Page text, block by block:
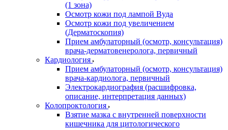
(1 зона)
Осмотр кожи под лампой Вуда
Осмотр кожи под увеличением
(Дерматоскопия)
Прием амбулаторный (осмотр, консультация)
врача-дерматовенеролога, первичный
Кардиология
Прием амбулаторный (осмотр, консультация)
врача-кардиолога, первичный
Электрокардиография (расшифровка,
описание, интерпретация данных)
Колопроктология
Взятие мазка с внутренней поверхности
кишечника для цитологического